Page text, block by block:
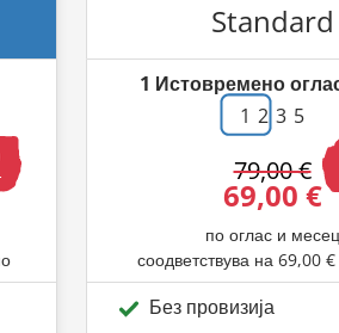
Standard
1 Истовремено
1 2 3 5
79,00 €
69,00 €
по оглас и месец
соодветствува на 69,00 €
Без провизија